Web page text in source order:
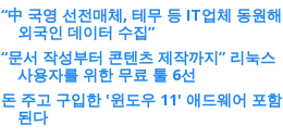
“中 국영 선전매체, 테무 등 IT업체 동원해
외국인 데이터 수집”
“문서 작성부터 콘텐츠 제작까지” 리눅스
사용자를 위한 무료 툴 6선
돈 주고 구입한 '윈도우 11' 애드웨어 포함
된다